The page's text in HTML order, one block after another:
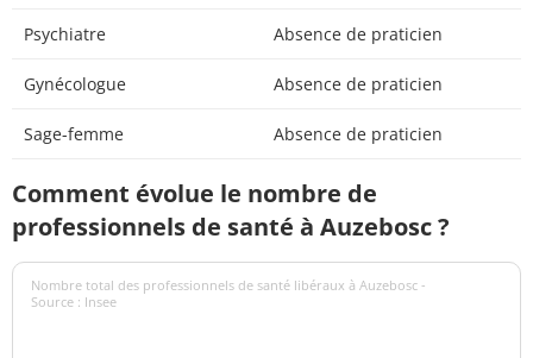
Psychiatre Absence de praticien
Gynécologue Absence de praticien
Sage-femme Absence de praticien
Comment évolue le nombre de
professionnels de santé à Auzebosc ?
Nombre total des professionnels de santé libéraux à Auzebosc -
Source : Insee